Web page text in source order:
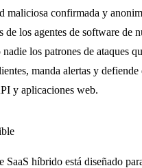
maliciosa confirmada y
de los agentes de software de
los patrones de ataques
manda alertas y defiende
y aplicaciones web.
SaaS híbrido está diseñado